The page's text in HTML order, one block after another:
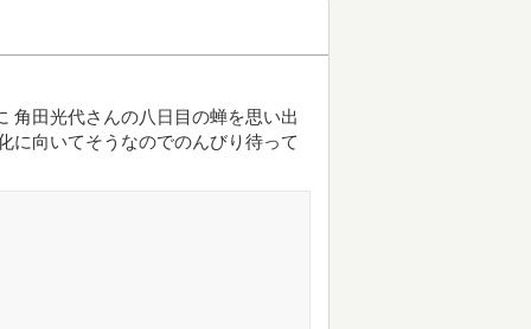
角田光代さんの八日目の蝉を思い出
に向いてそうなのでのんびり待って